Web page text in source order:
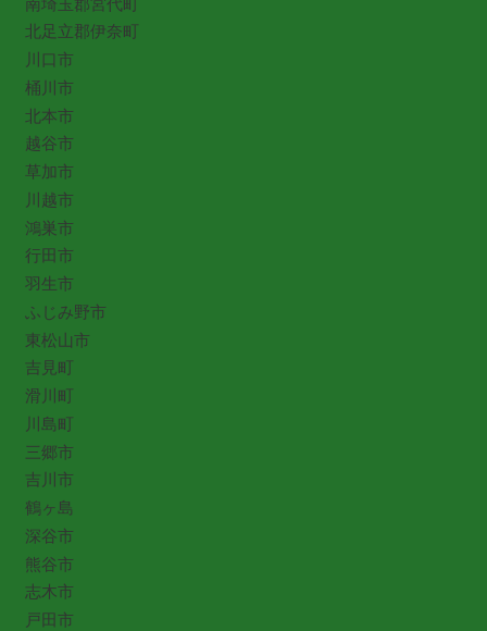
北足立郡伊奈町
川口市
桶川市
北本市
越谷市
草加市
川越市
鴻巣市
行田市
羽生市
ふじみ野市
東松山市
吉見町
滑川町
川島町
三郷市
吉川市
鶴ヶ島
深谷市
熊谷市
志木市
戸田市